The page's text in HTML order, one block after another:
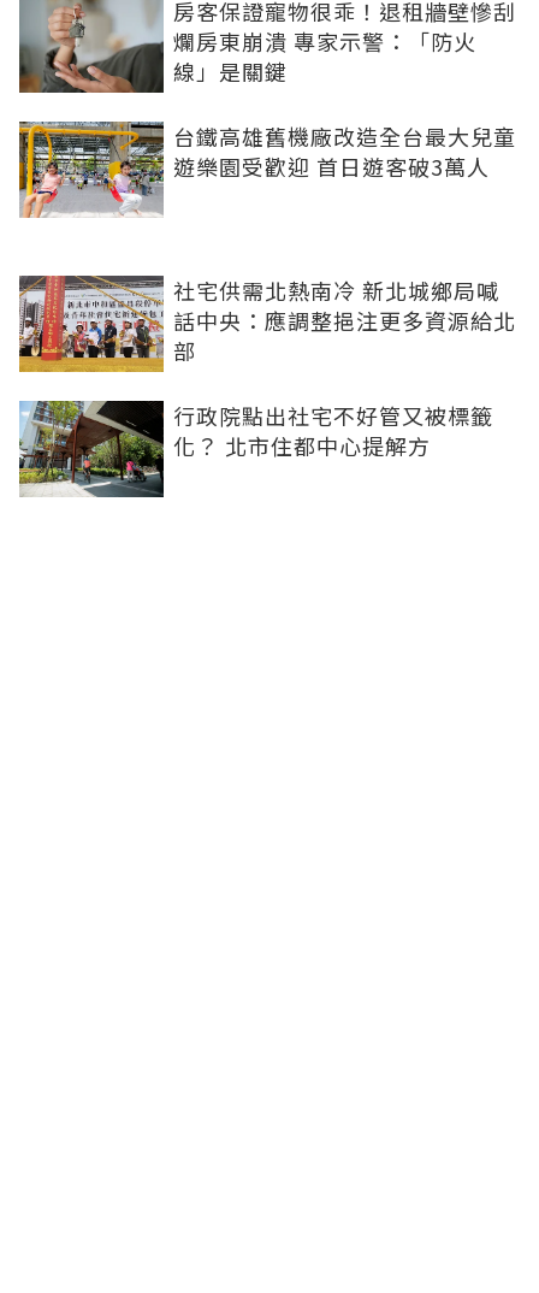
房客保證寵物很乖！退租牆壁慘刮
爛房東崩潰 專家示警：「防火
線」是關鍵
台鐵高雄舊機廠改造全台最大兒童
遊樂園受歡迎 首日遊客破3萬人
社宅供需北熱南冷 新北城鄉局喊
話中央：應調整挹注更多資源給北
部
行政院點出社宅不好管又被標籤
化？ 北市住都中心提解方